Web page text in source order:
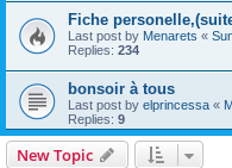
Fiche
Last post by Menarets «
Replies: 234
bonsoir à tous
Last post by elprincessa «
Replies: 9
New Topic